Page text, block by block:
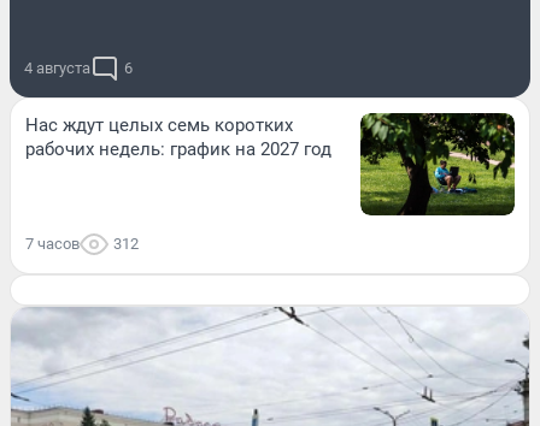
4 августа 6
Нас ждут целых семь коротких
рабочих недель: график на 2027 год
7 часов 312